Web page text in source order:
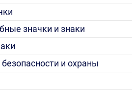
значки и знаки
и охраны